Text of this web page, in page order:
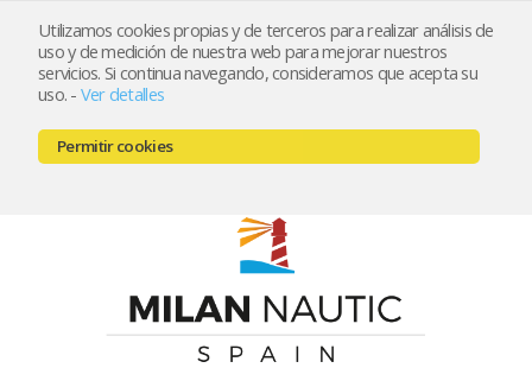
Utilizamos cookies propias y de terceros para realizar análisis de
uso y de medición de nuestra web para mejorar nuestros
servicios. Si continua navegando, consideramos que acepta su
uso. - Ver detalles
Permitir cookies
Registrarse Mi cuenta
666521122 // 654999333